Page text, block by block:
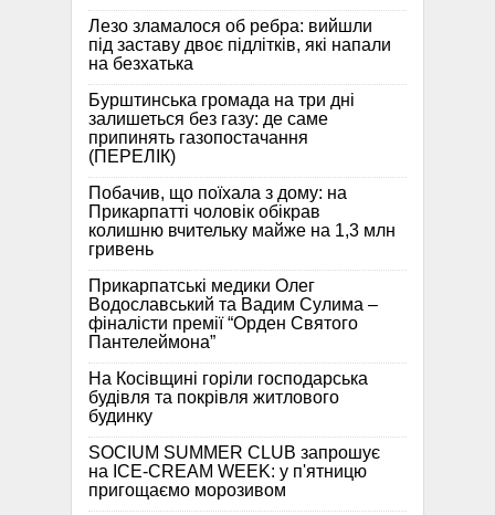
Лезо зламалося об ребра: вийшли
під заставу двоє підлітків, які напали
на безхатька
Бурштинська громада на три дні
залишеться без газу: де саме
припинять газопостачання
(ПЕРЕЛІК)
Побачив, що поїхала з дому: на
Прикарпатті чоловік обікрав
колишню вчительку майже на 1,3 млн
гривень
Прикарпатські медики Олег
Водославський та Вадим Сулима –
фіналісти премії “Орден Святого
Пантелеймона”
На Косівщині горіли господарська
будівля та покрівля житлового
будинку
SOCIUM SUMMER CLUB запрошує
на ICE-CREAM WEEK: у п'ятницю
пригощаємо морозивом